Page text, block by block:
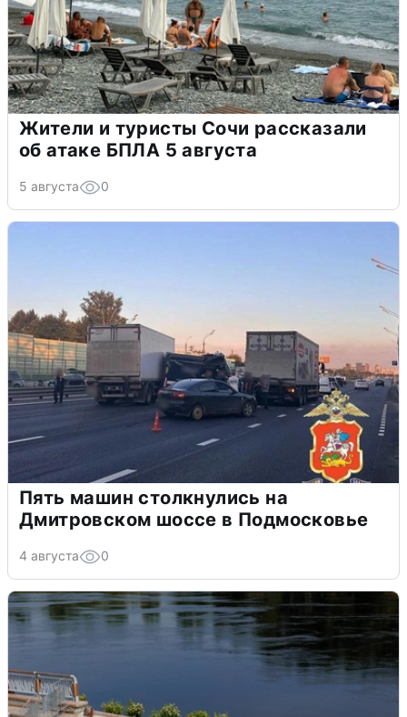
Жители и туристы Сочи рассказали
об атаке БПЛА 5 августа
5 августа 0
Пять машин столкнулись на
Дмитровском шоссе в Подмосковье
4 августа 0